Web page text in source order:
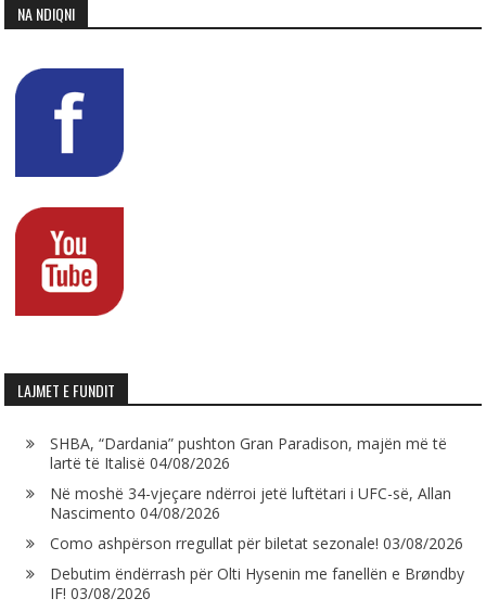
NA NDIQNI
LAJMET E FUNDIT
SHBA, “Dardania” pushton Gran Paradison, majën më të
lartë të Italisë 04/08/2026
Në moshë 34-vjeçare ndërroi jetë luftëtari i UFC-së, Allan
Nascimento 04/08/2026
Como ashpërson rregullat për biletat sezonale! 03/08/2026
Debutim ëndërrash për Olti Hysenin me fanellën e Brøndby
IF! 03/08/2026